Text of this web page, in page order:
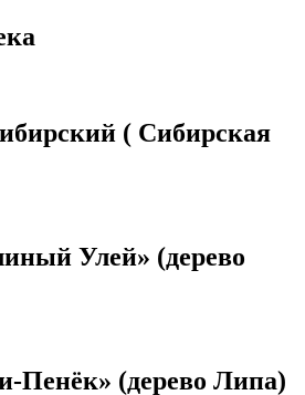
( Сибирская
Улей» (дерево
Пенёк» (дерево Липа)